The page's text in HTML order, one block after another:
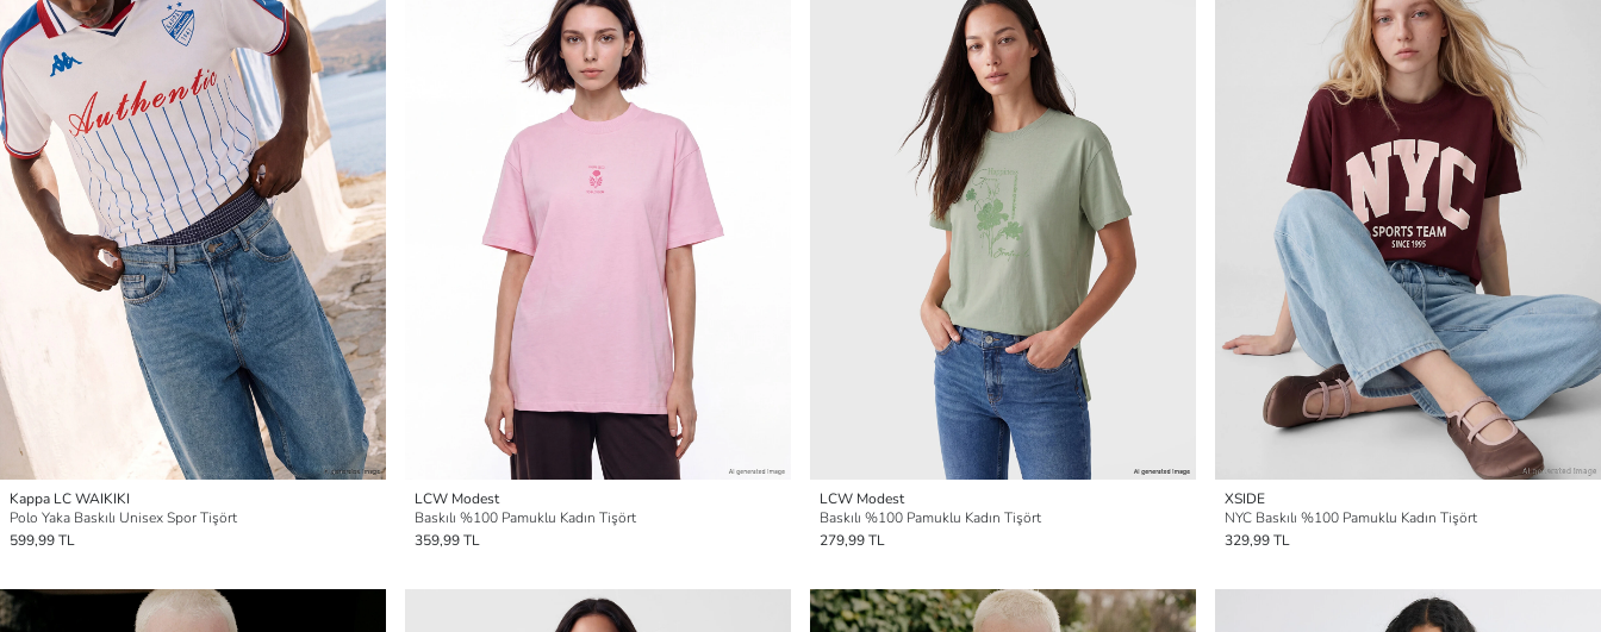
Kappa LC WAIKIKI
Polo Yaka Baskılı Unisex Spor Tişört
599,99 TL
LCW Modest
Baskılı %100 Pamuklu Kadın Tişört
359,99 TL
LCW Modest
Baskılı %100 Pamuklu Kadın Tişört
279,99 TL
XSIDE
NYC Baskılı %100 Pamuklu Kadın Tişört
329,99 TL